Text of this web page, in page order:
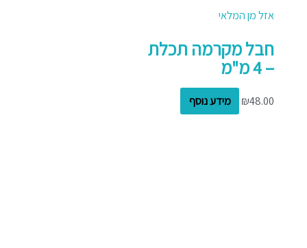
אזל מן המלאי
חבל מקרמה תכלת
– 4 מ"מ
₪48.00 מידע נוסף